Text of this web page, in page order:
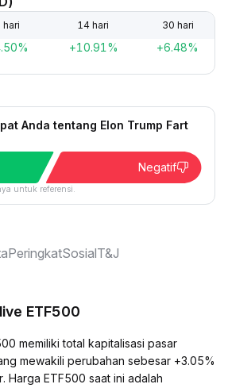
hari 14 hari 30 hari
+10.91% +6.48%
Anda tentang Elon Trump Fart
Negatif
untuk referensi.
PeringkatSosialT&J
ETF500
memiliki total kapitalisasi pasar
mewakili perubahan sebesar +3.05%
Harga ETF500 saat ini adalah